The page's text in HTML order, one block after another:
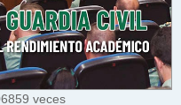
veces